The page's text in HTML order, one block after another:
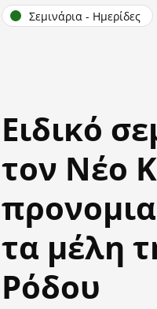
Σεμινάρια - Ημερίδες
Eιδικό
τον Νέο
τα μέλη
Ρόδου